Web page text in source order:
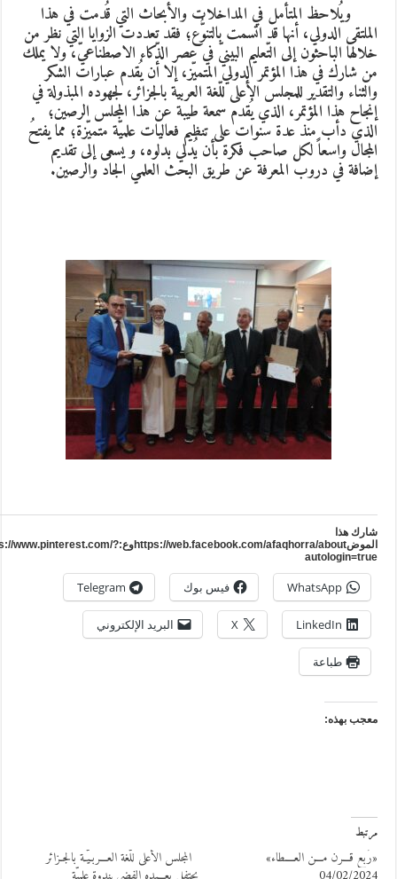
ويُلاحظ المتأمل في المداخلات والأبحاث التي قُدمت في هذا
الدولي، أنها قد اتسمت بالتنوُّع؛ فقد تعددت الزوايا التي نظر من
الباحثون إلىالتّعليم البينيّ في عصر الذّكاء الاصطناعيّ، ولا يملك
شارك في هذا المؤتمر الدولي المتميّز، إلا أن يُقدم عبارات الشكر
والتقدير للمجلس الأعلى للّغة العربية بالجزائر، لجهوده المبذولة في
هذا المؤتمر، الذي يُقدم سمعة طيبة عن هذا المجلس الرصين؛
دأب منذ عدة سنوات على تنظيم فعاليات علميّة متميّزة؛ مما يفتحُ
واسعاً لكل صاحب فكرة بأن يُدلي بدلوه، و يسعى إلى تقديم
في دروب المعرفة عن طريق البحث العلمي الجاد والرصين.
هذا
الموضhttps://web.facebook.com/afaqhorra/aboutوع:https://www.pinterest.com/?
WhatsApp فيس بوك Telegram
LinkedIn
X البريد الإلكتروني
طباعة
بهذه:
قـــرن مـــن العــــطاء»
المجلس الأعلى للّغة العـــربـيّـة بالجـزائر